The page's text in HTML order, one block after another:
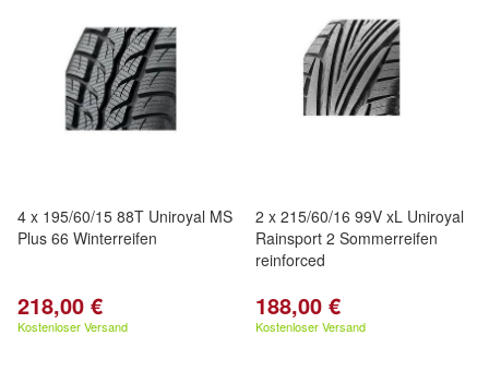
4 x 195/60/15 88T Uniroyal MS
Plus 66 Winterreifen
218,00 €
Kostenloser Versand
2 x 215/60/16 99V xL Uniroyal
Rainsport 2 Sommerreifen
reinforced
188,00 €
Kostenloser Versand